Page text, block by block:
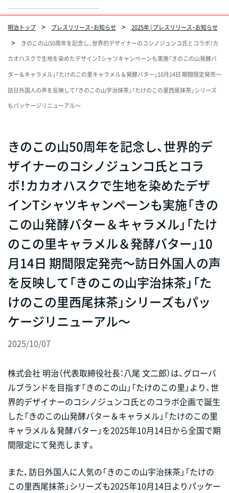
明治トップ プレスリリース・お知らせ
2025年 | プレスリリース・お知らせ
きのこの山50周年を記念し、世界的デザイナーのコシノジュンコ氏とコラボ！カ
カオハスクで生地を染めたデザインTシャツキャンペーンも実施「きのこの山発酵バ
ター＆キャラメル」「たけのこの里キャラメル＆発酵バター」10月14日 期間限定発売～
訪日外国人の声を反映して「きのこの山宇治抹茶」「たけのこの里西尾抹茶」シリーズ
もパッケージリニューアル～
きのこの山50周年を記念し、世界的デ
ザイナーのコシノジュンコ氏とコラ
ボ！カカオハスクで生地を染めたデザ
インTシャツキャンペーンも実施「きの
この山発酵バター＆キャラメル」「たけ
のこの里キャラメル＆発酵バター」10
月14日 期間限定発売～訪日外国人の声
を反映して「きのこの山宇治抹茶」「た
けのこの里西尾抹茶」シリーズもパッ
ケージリニューアル～
2025/10/07
株式会社 明治（代表取締役社長：八尾 文二郎）は、グローバ
ルブランドを目指す「きのこの山」「たけのこの里」より、世
界的デザイナーのコシノジュンコ氏とのコラボ企画で誕生
した「きのこの山発酵バター＆キャラメル」「たけのこの里
キャラメル＆発酵バター」を2025年10月14日から全国で期
間限定にて発売します。
また、訪日外国人に人気の「きのこの山宇治抹茶」「たけの
この里西尾抹茶」シリーズも2025年10月14日よりパッケー